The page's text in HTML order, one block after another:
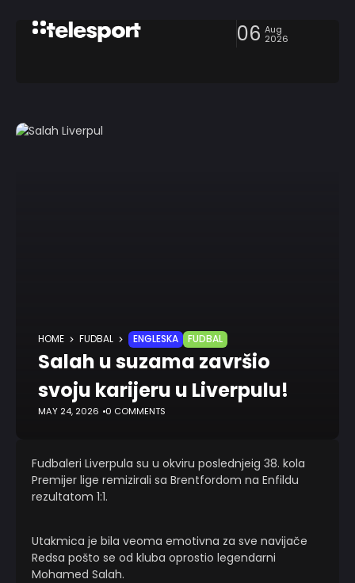
06 Aug
2026
HOME FUDBAL ENGLESKA FUDBAL
Salah u suzama završio
svoju karijeru u Liverpulu!
MAY 24, 2026 0 COMMENTS
Fudbaleri Liverpula su u okviru poslednjeig 38. kola
Premijer lige remizirali sa Brentfordom na Enfildu
rezultatom 1:1.
Utakmica je bila veoma emotivna za sve navijače
Redsa pošto se od kluba oprostio legendarni
Mohamed Salah.